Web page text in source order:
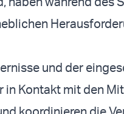
und der
in Kontakt mit den